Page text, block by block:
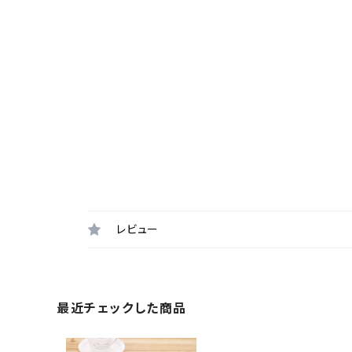
レビュー
最近チェックした商品